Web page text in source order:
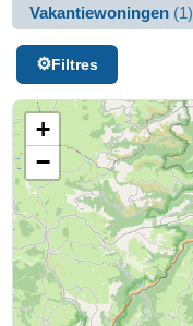
Vakantiewoningen (1)
Filtres
+
−